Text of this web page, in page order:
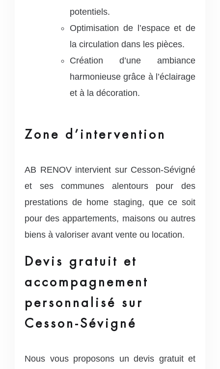
potentiels.
Optimisation de l’espace et de
la circulation dans les pièces.
Création d’une ambiance
harmonieuse grâce à l’éclairage
et à la décoration.
Zone d’intervention
AB RENOV intervient sur Cesson-Sévigné
et ses communes alentours pour des
prestations de home staging, que ce soit
pour des appartements, maisons ou autres
biens à valoriser avant vente ou location.
Devis gratuit et
accompagnement
personnalisé sur
Cesson-Sévigné
Nous vous proposons un devis gratuit et